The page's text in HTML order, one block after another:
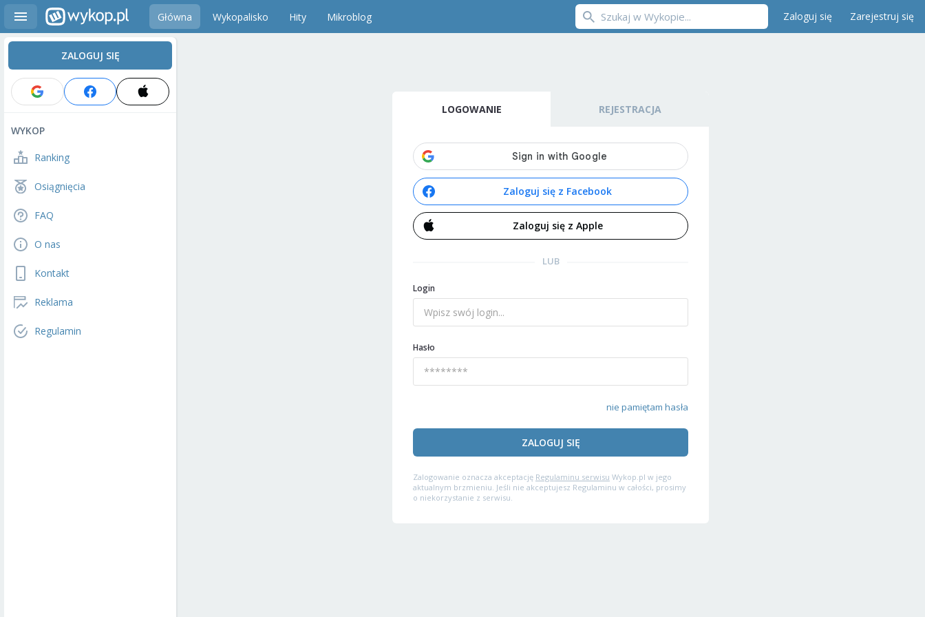
Główna Wykopalisko Hity Mikroblog Zaloguj się Zarejestruj się
ZALOGUJ SIĘ
WYKOP
Ranking
Osiągnięcia
FAQ
O nas
Kontakt
Reklama
Regulamin
LOGOWANIE REJESTRACJA
Zaloguj się z Facebook
Zaloguj się z Apple
LUB
Login
Hasło
nie pamiętam hasła
ZALOGUJ SIĘ
Zalogowanie oznacza akceptację Regulaminu serwisu Wykop.pl w jego
aktualnym brzmieniu. Jeśli nie akceptujesz Regulaminu w całości, prosimy
o niekorzystanie z serwisu.